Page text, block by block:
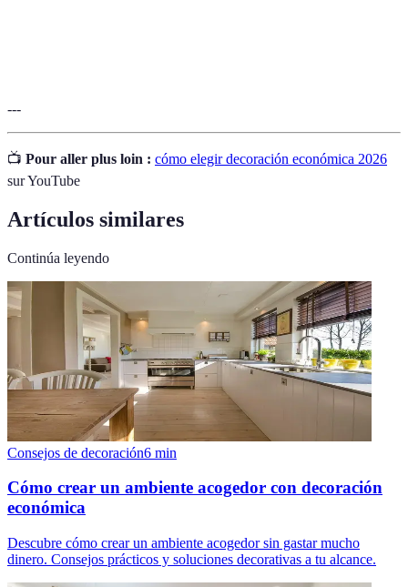
---
📺 Pour aller plus loin : cómo elegir decoración económica 2026
sur YouTube
Artículos similares
Continúa leyendo
Consejos de decoración6 min
Cómo crear un ambiente acogedor con decoración
económica
Descubre cómo crear un ambiente acogedor sin gastar mucho
dinero. Consejos prácticos y soluciones decorativas a tu alcance.